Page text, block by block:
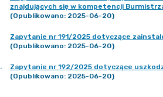
znajdujących się w kompetencji
(Opublikowano: 2025-06-20)
Zapytanie nr 191/2025 dotyczące
(Opublikowano: 2025-06-20)
.
Zapytanie nr 192/2025 dotyczące
(Opublikowano: 2025-06-20)